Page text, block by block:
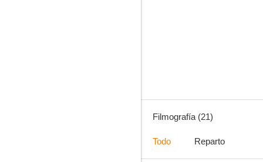
Filmografía (21)
Todo Reparto